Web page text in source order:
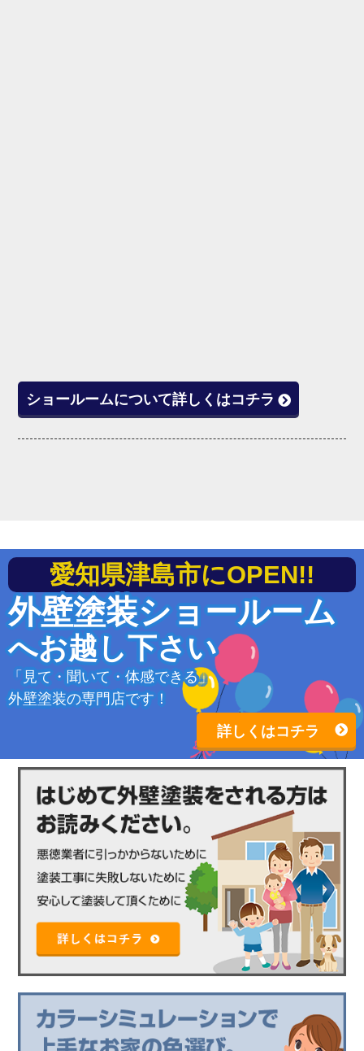
ショールームについて詳しくはコチラ
愛知県津島市にOPEN!!
外壁塗装ショールーム
へお越し下さい
「見て・聞いて・体感できる」
外壁塗装の専門店です！
詳しくはコチラ